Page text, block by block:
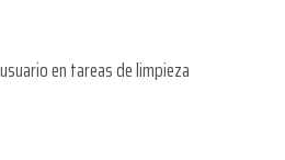
en tareas de limpieza